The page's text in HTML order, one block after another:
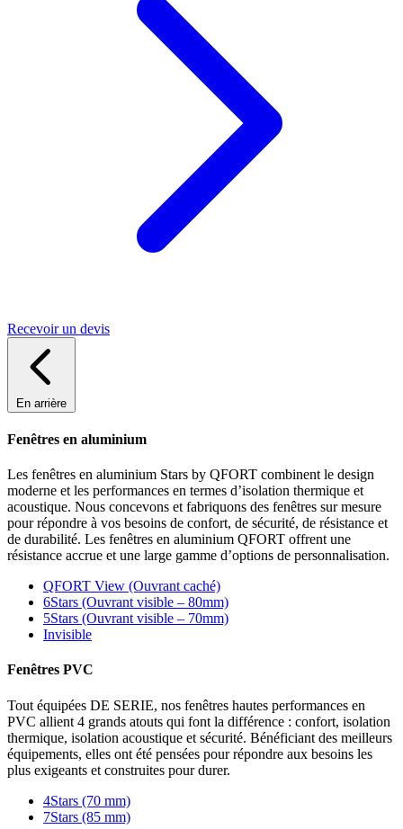
Recevoir un devis
En arrière
Fenêtres en aluminium
Les fenêtres en aluminium Stars by QFORT combinent le design
moderne et les performances en termes d’isolation thermique et
acoustique. Nous concevons et fabriquons des fenêtres sur mesure
pour répondre à vos besoins de confort, de sécurité, de résistance et
de durabilité. Les fenêtres en aluminium QFORT offrent une
résistance accrue et une large gamme d’options de personnalisation.
QFORT View (Ouvrant caché)
6Stars (Ouvrant visible – 80mm)
5Stars (Ouvrant visible – 70mm)
Invisible
Fenêtres PVC
Tout équipées DE SERIE, nos fenêtres hautes performances en
PVC allient 4 grands atouts qui font la différence : confort, isolation
thermique, isolation acoustique et sécurité. Bénéficiant des meilleurs
équipements, elles ont été pensées pour répondre aux besoins les
plus exigeants et construites pour durer.
4Stars (70 mm)
7Stars (85 mm)